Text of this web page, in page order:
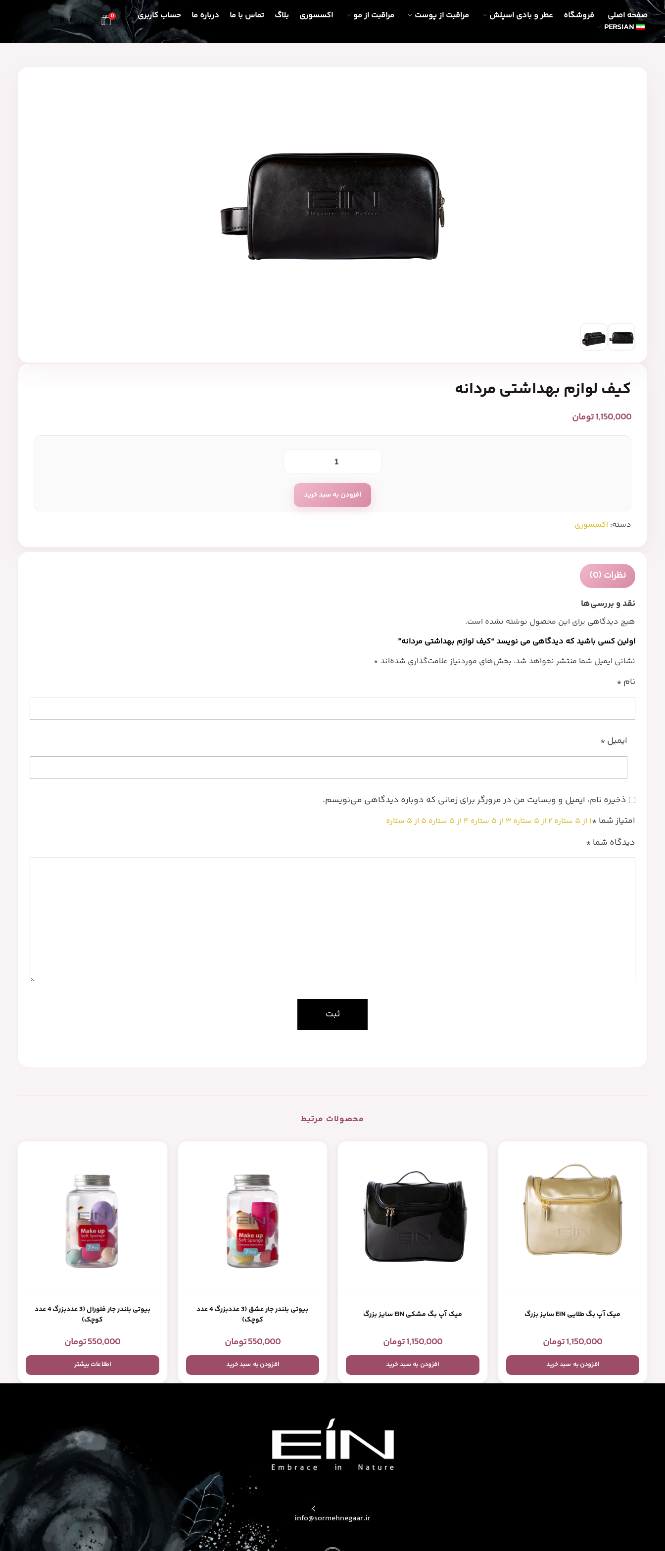
صفحه اصلی فروشگاه عطر و بادی اسپلش مراقبت از پوست مراقبت از مو اکسسوری بلاگ تماس با ما درباره ما
حساب کاربری
PERSIAN
0
محصولات بهداشتی و زیبایی EINمحصولات بهداشتی و زیبایی EIN
کیف لوازم بهداشتی مردانه
1,150,000تومان
افزودن به سبد خرید
دسته: اکسسوری
نظرات (0)
نقد و بررسی‌ها
هیچ دیدگاهی برای این محصول نوشته نشده است.
اولین کسی باشید که دیدگاهی می نویسد “کیف لوازم بهداشتی مردانه”
نشانی ایمیل شما منتشر نخواهد شد. بخش‌های موردنیاز علامت‌گذاری شده‌اند *
نام *
ایمیل *
ذخیره نام، ایمیل و وبسایت من در مرورگر برای زمانی که دوباره دیدگاهی می‌نویسم.
امتیاز شما *۱ از ۵ ستاره ۲ از ۵ ستاره ۳ از ۵ ستاره ۴ از ۵ ستاره ۵ از ۵ ستاره
دیدگاه شما *
محصولات مرتبط
میک آپ بگ طلایی EIN سایز بزرگ
1,150,000تومان
افزودن به سبد خرید
میک آپ بگ مشکی EIN سایز بزرگ
1,150,000تومان
افزودن به سبد خرید
بیوتی بلندر جار عشق (3 عددبزرگ 4 عدد
کوچک)
550,000تومان
افزودن به سبد خرید
بیوتی بلندر جار فلورال (3 عددبزرگ 4 عدد
کوچک)
550,000تومان
اطلاعات بیشتر
info@sormehnegaar.ir